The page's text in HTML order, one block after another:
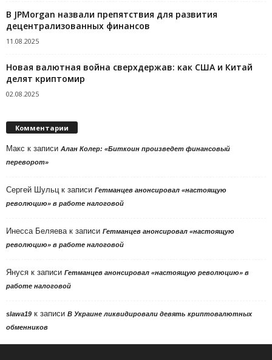
В JPMorgan назвали препятствия для развития
децентрализованных финансов
11.08.2025
Новая валютная война сверхдержав: как США и Китай
делят криптомир
02.08.2025
Комментарии
Макс к записи Алан Колер: «Биткоин произведет финансовый
переворот»
Сергей Шульц к записи Гетманцев анонсировал «настоящую
революцию» в работе налоговой
Инесса Беляева к записи Гетманцев анонсировал «настоящую
революцию» в работе налоговой
Януся к записи Гетманцев анонсировал «настоящую революцию» в
работе налоговой
slawa19 к записи В Украине ликвидировали девять криптовалютных
обменников